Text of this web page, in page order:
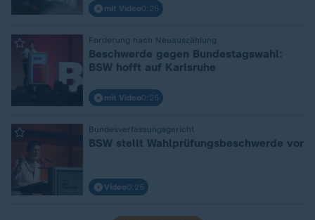
mit Video0:25
Forderung nach Neuauszählung
:
Beschwerde gegen Bundestagswahl:
BSW hofft auf Karlsruhe
mit Video0:25
Bundesverfassungsgericht
: BSW stellt Wahlprüfungsbeschwerde vor
Video0:25